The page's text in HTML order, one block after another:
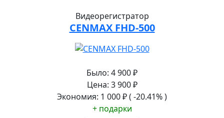
Видеорегистратор
CENMAX FHD-500
Было: 4 900₽
Цена: 3 900 ₽
Экономия: 1 000₽( -20.41% )
+ подарки